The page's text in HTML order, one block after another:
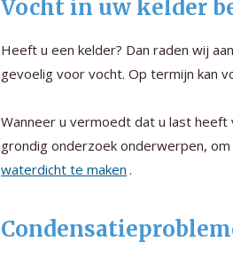
Vocht in uw kelder
Heeft u een kelder? Dan raden wij
gevoelig voor vocht. Op termijn kan
Wanneer u vermoedt dat u last heeft
grondig onderzoek onderwerpen, om
waterdicht te maken .